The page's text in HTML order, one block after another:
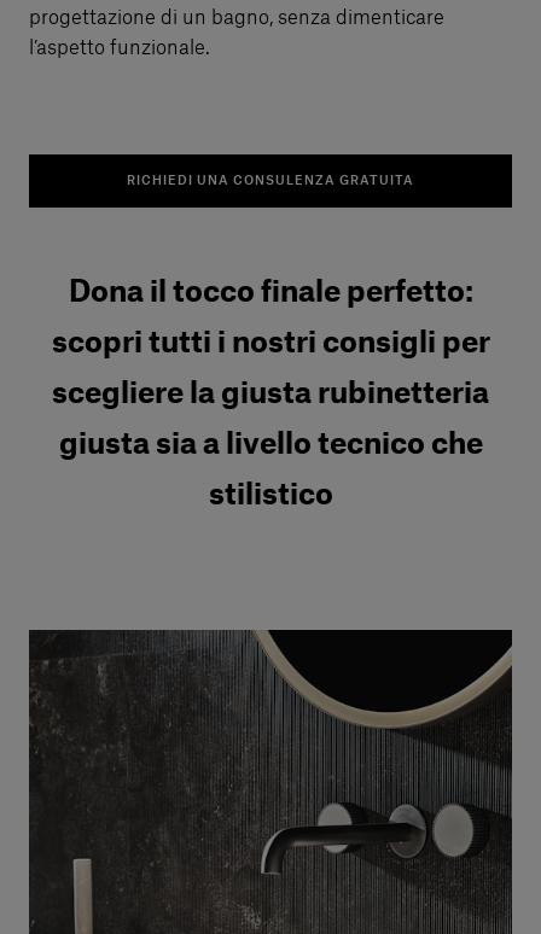
Dona il tocco finale perfetto:
scopri tutti i nostri consigli per
scegliere la giusta rubinetteria
giusta sia a livello tecnico che
stilistico
progettazione di un bagno, senza dimenticare
l’aspetto funzionale.
RICHIEDI UNA CONSULENZA GRATUITA